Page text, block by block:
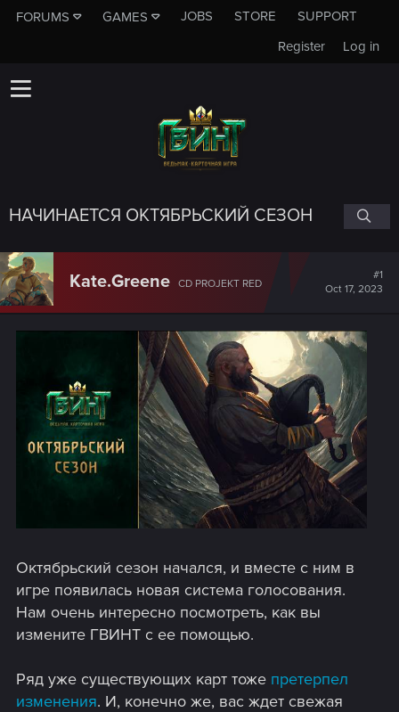
FORUMS GAMES JOBS STORE
SUPPORT
Log in
Register
НАЧИНАЕТСЯ ОКТЯБРЬСКИЙ СЕЗОН
Kate.Greene CD PROJEKT RED
#1
Oct 17, 2023
Октябрьский сезон начался, и вместе с ним в
игре появилась новая система голосования.
Нам очень интересно посмотреть, как вы
измените ГВИНТ с ее помощью.
Ряд уже существующих карт тоже претерпел
изменения. И, конечно же, вас ждет свежая